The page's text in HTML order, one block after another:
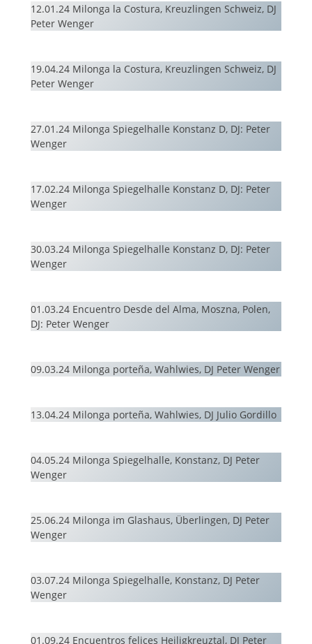
12.01.24 Milonga la Costura, Kreuzlingen Schweiz, DJ
Peter Wenger
19.04.24 Milonga la Costura, Kreuzlingen Schweiz, DJ
Peter Wenger
27.01.24 Milonga Spiegelhalle Konstanz D, DJ: Peter
Wenger
17.02.24 Milonga Spiegelhalle Konstanz D, DJ: Peter
Wenger
30.03.24 Milonga Spiegelhalle Konstanz D, DJ: Peter
Wenger
01.03.24 Encuentro Desde del Alma, Moszna, Polen,
DJ: Peter Wenger
09.03.24 Milonga porteña, Wahlwies, DJ Peter Wenger
13.04.24 Milonga porteña, Wahlwies, DJ Julio Gordillo
04.05.24 Milonga Spiegelhalle, Konstanz, DJ Peter
Wenger
25.06.24 Milonga im Glashaus, Überlingen, DJ Peter
Wenger
03.07.24 Milonga Spiegelhalle, Konstanz, DJ Peter
Wenger
01.09.24 Encuentros felices Heiligkreuztal, DJ Peter